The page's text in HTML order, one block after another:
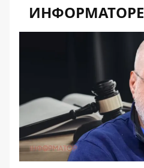
ИНФОРМАТОРЕ